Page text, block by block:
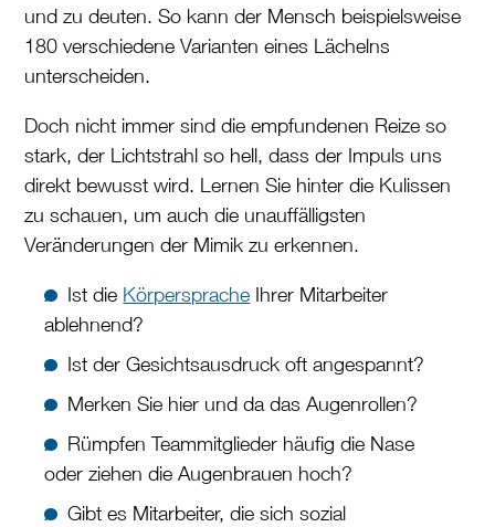
und zu deuten. So kann der Mensch beispielsweise
180 verschiedene Varianten eines Lächelns
unterscheiden.
Doch nicht immer sind die empfundenen Reize so
stark, der Lichtstrahl so hell, dass der Impuls uns
direkt bewusst wird. Lernen Sie hinter die Kulissen
zu schauen, um auch die unauffälligsten
Veränderungen der Mimik zu erkennen.
Ist die Körpersprache Ihrer Mitarbeiter
ablehnend?
Ist der Gesichtsausdruck oft angespannt?
Merken Sie hier und da das Augenrollen?
Rümpfen Teammitglieder häufig die Nase
oder ziehen die Augenbrauen hoch?
Gibt es Mitarbeiter, die sich sozial